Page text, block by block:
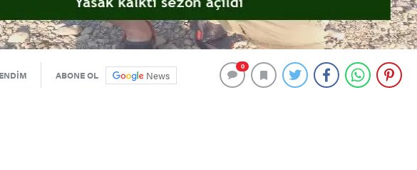
ABONE OL News
0